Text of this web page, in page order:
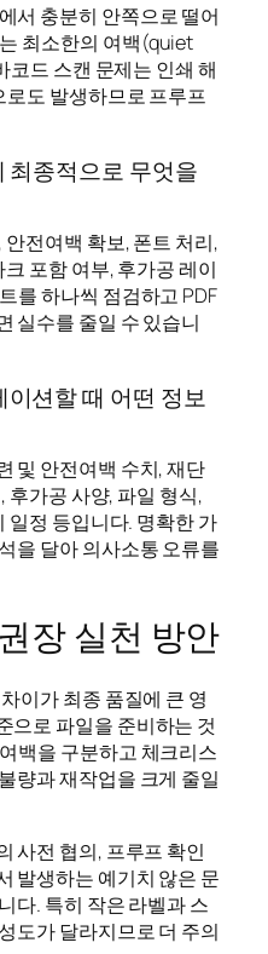
서 충분히 안쪽으로 떨어
최소한의 여백(quiet
드 스캔 문제는 인쇄 해
도 발생하므로 프루프
최종적으로 무엇을
전여백 확보, 폰트 처리,
포함 여부, 후가공 레이
를 하나씩 점검하고 PDF
실수를 줄일 수 있습니
이션할 때 어떤 정보
및 안전여백 수치, 재단
가공 사양, 파일 형식,
일정 등입니다. 명확한 가
을 달아 의사소통 오류를
장 실천 방안
이가 최종 품질에 큰 영
으로 파일을 준비하는 것
백을 구분하고 체크리스
량과 재작업을 크게 줄일
사전 협의, 프루프 확인
발생하는 예기치 않은 문
다. 특히 작은 라벨과 스
도가 달라지므로 더 주의